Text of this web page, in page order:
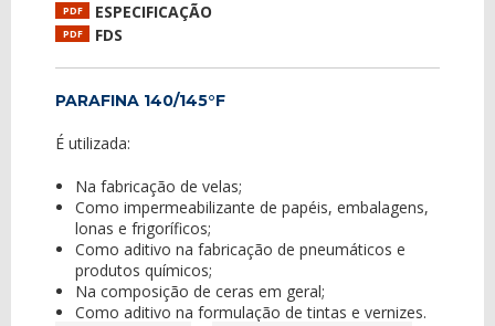
PDF ESPECIFICAÇÃO
PDF FDS
PARAFINA 140/145°F
É utilizada:
Na fabricação de velas;
Como impermeabilizante de papéis, embalagens,
lonas e frigoríficos;
Como aditivo na fabricação de pneumáticos e
produtos químicos;
Na composição de ceras em geral;
Como aditivo na formulação de tintas e vernizes.